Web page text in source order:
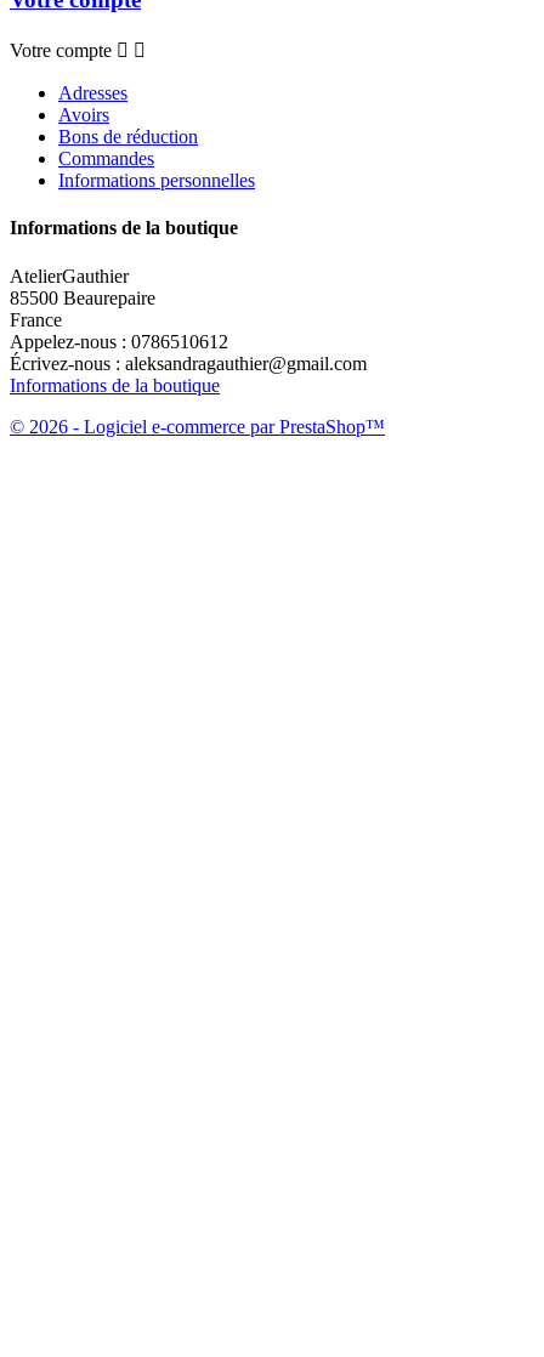
Votre compte  
Adresses
Avoirs
Bons de réduction
Commandes
Informations personnelles
Informations de la boutique
AtelierGauthier
85500 Beaurepaire
France
Appelez-nous : 0786510612
Écrivez-nous : aleksandragauthier@gmail.com
Informations de la boutique
© 2026 - Logiciel e-commerce par PrestaShop™